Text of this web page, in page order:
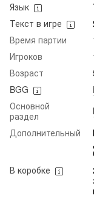
Язык
Текст в игре
Время партии
Игроков
Возраст
BGG
Основной
раздел
Дополнительный
В коробке